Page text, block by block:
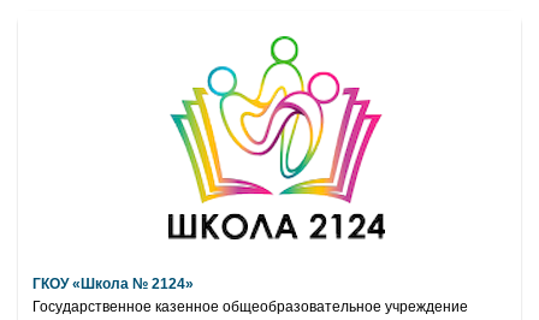
ГКОУ «Школа № 2124»
Государственное казенное общеобразовательное учреждение